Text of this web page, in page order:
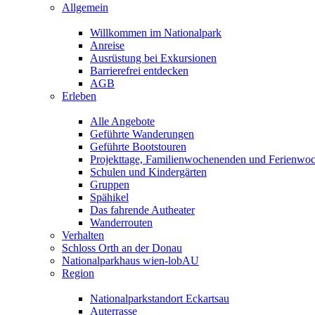
Allgemein
Willkommen im Nationalpark
Anreise
Ausrüstung bei Exkursionen
Barrierefrei entdecken
AGB
Erleben
Alle Angebote
Geführte Wanderungen
Geführte Bootstouren
Projekttage, Familienwochenenden und
Schulen und Kindergärten
Gruppen
Spähikel
Das fahrende Autheater
Wanderrouten
Verhalten
Schloss Orth an der Donau
Nationalparkhaus wien-lobAU
Region
Nationalparkstandort Eckartsau
Auterrasse